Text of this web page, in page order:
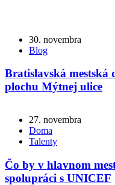
30. novembra
Blog
Bratislavská
plochu Mýtnej ulice
27. novembra
Doma
Talenty
Čo by v hlavnom
spolupráci s UNICEF